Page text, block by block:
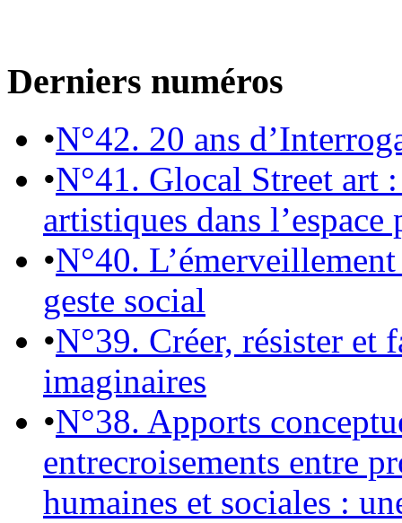
Derniers numéros
•N°42. 20 ans
•N°41. Glocal Street art
artistiques dans l’espace
•N°40.
geste social
•N°39. Créer, résister et
imaginaires
•N°38. Apports
entrecroisements entre
humaines et sociales :